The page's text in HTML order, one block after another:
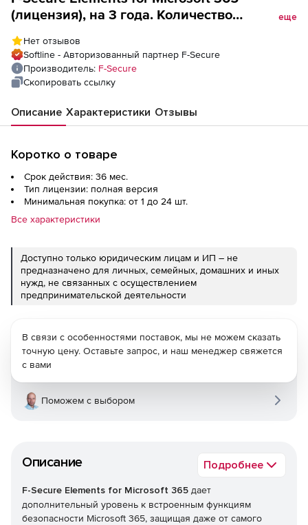
(лицензия), на 3 года. Количество
еще
Нет отзывов
Softline - Авторизованный партнер F-Secure
Производитель: F-Secure
Скопировать ссылку
Описание Характеристики Отзывы
Коротко о товаре
Срок действия: 36 мес.
Тип лицензии: полная версия
Минимальная покупка: от 1 до 24 шт.
Все характеристики
Доступно только юридическим лицам и ИП – не
предназначено для личных, семейных, домашних и иных
нужд, не связанных с осуществлением
предпринимательской деятельности
Описание Подробнее
F-Secure Elements for Microsoft 365 дает
дополнительный уровень к встроенным функциям
безопасности Microsoft 365, защищая даже от самого
В связи с особенностями поставок, мы не можем сказать
точную цену. Оставьте запрос, и наш менеджер свяжется
с вами
Поможем с выбором